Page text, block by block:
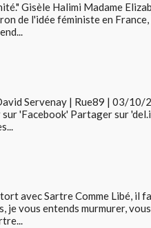
Gisèle Halimi Madame
de l'idée féministe en
Servenay | Rue89 | 03/
'Facebook' Partager sur
avec Sartre Comme Libé, il
je vous entends murmurer,